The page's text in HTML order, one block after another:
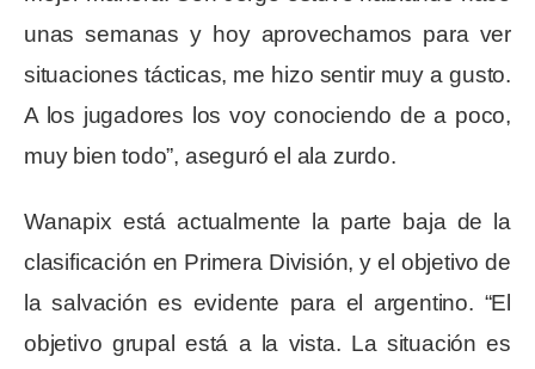
unas semanas y hoy aprovechamos para ver
situaciones tácticas, me hizo sentir muy a gusto.
A los jugadores los voy conociendo de a poco,
muy bien todo”, aseguró el ala zurdo.
Wanapix está actualmente la parte baja de la
clasificación en Primera División, y el objetivo de
la salvación es evidente para el argentino. “El
objetivo grupal está a la vista. La situación es